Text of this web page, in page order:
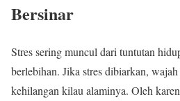
Bersinar
Stres sering muncul dari tuntutan
berlebihan. Jika stres dibiarkan,
kehilangan kilau alaminya. Oleh